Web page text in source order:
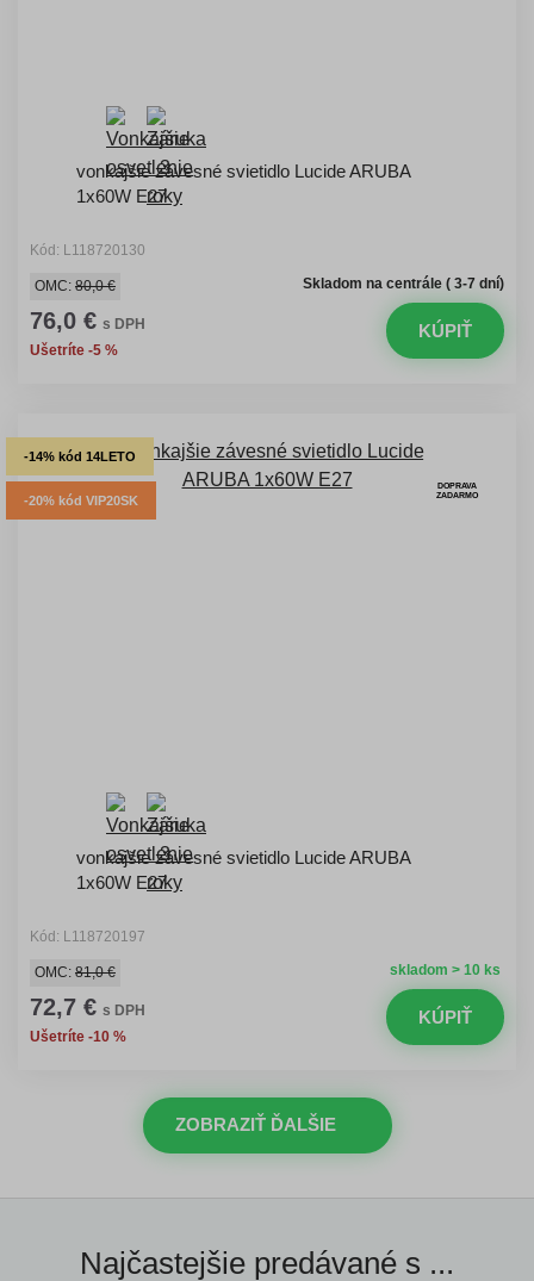
vonkajšie závesné svietidlo Lucide ARUBA
1x60W E27
Kód: L118720130
Skladom na centrále ( 3-7 dní)
OMC: 80,0 €
76,0 € s DPH
Ušetríte -5 %
KÚPIŤ
-14% kód 14LETO
-20% kód VIP20SK
DOPRAVA
ZADARMO
vonkajšie závesné svietidlo Lucide ARUBA
1x60W E27
Kód: L118720197
skladom > 10 ks
OMC: 81,0 €
72,7 € s DPH
Ušetríte -10 %
KÚPIŤ
ZOBRAZIŤ ĎALŠIE
Najčastejšie predávané s ...